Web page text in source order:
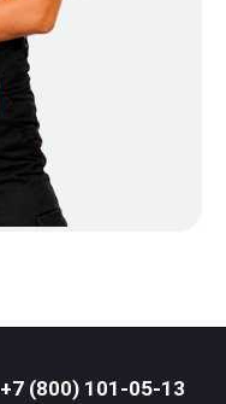
+7 (800) 101-05-13